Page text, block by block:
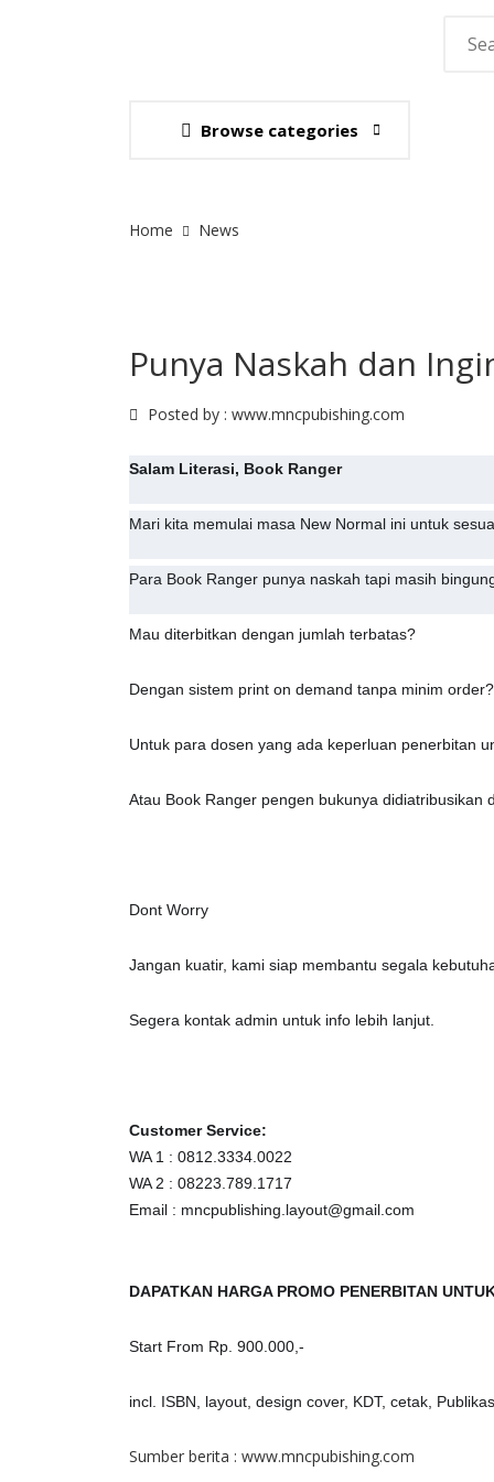
Browse categories
Site Breadcrumb
Home News
Punya Naskah dan
Posted by : www.mncpubishing.com
Salam Literasi, Book Ranger
Mari kita memulai masa New Normal ini untuk
Para Book Ranger punya naskah tapi masih
Mau diterbitkan dengan jumlah terbatas?
Dengan sistem print on demand tanpa minim order?
Untuk para dosen yang ada keperluan penerbitan
Atau Book Ranger pengen bukunya
Dont Worry
Jangan kuatir, kami siap membantu segala
Segera kontak admin untuk info lebih lanjut.
Customer Service:
WA 1 : 0812.3334.0022
WA 2 : 08223.789.1717
Email : mncpublishing.layout@gmail.com
DAPATKAN HARGA PROMO PENERBITAN
Start From Rp. 900.000,-
incl. ISBN, layout, design cover, KDT, cetak,
Sumber berita : www.mncpubishing.com